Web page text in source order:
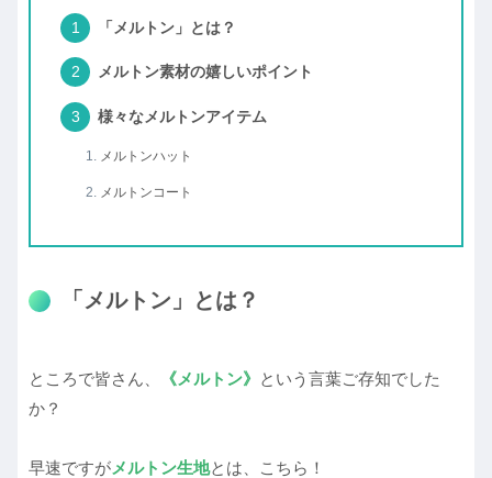
「メルトン」とは？
メルトン素材の嬉しいポイント
様々なメルトンアイテム
メルトンハット
メルトンコート
「メルトン」とは？
ところで皆さん、 《メルトン》 という言葉ご存知でした
か？
早速ですがメルトン生地とは、こちら！